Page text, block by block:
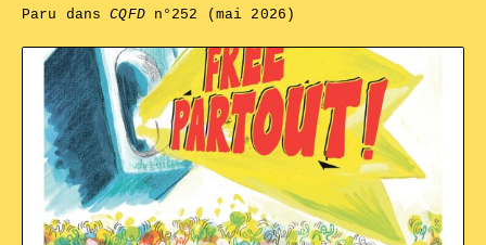
Paru dansCQFDn°252 (mai 2026)